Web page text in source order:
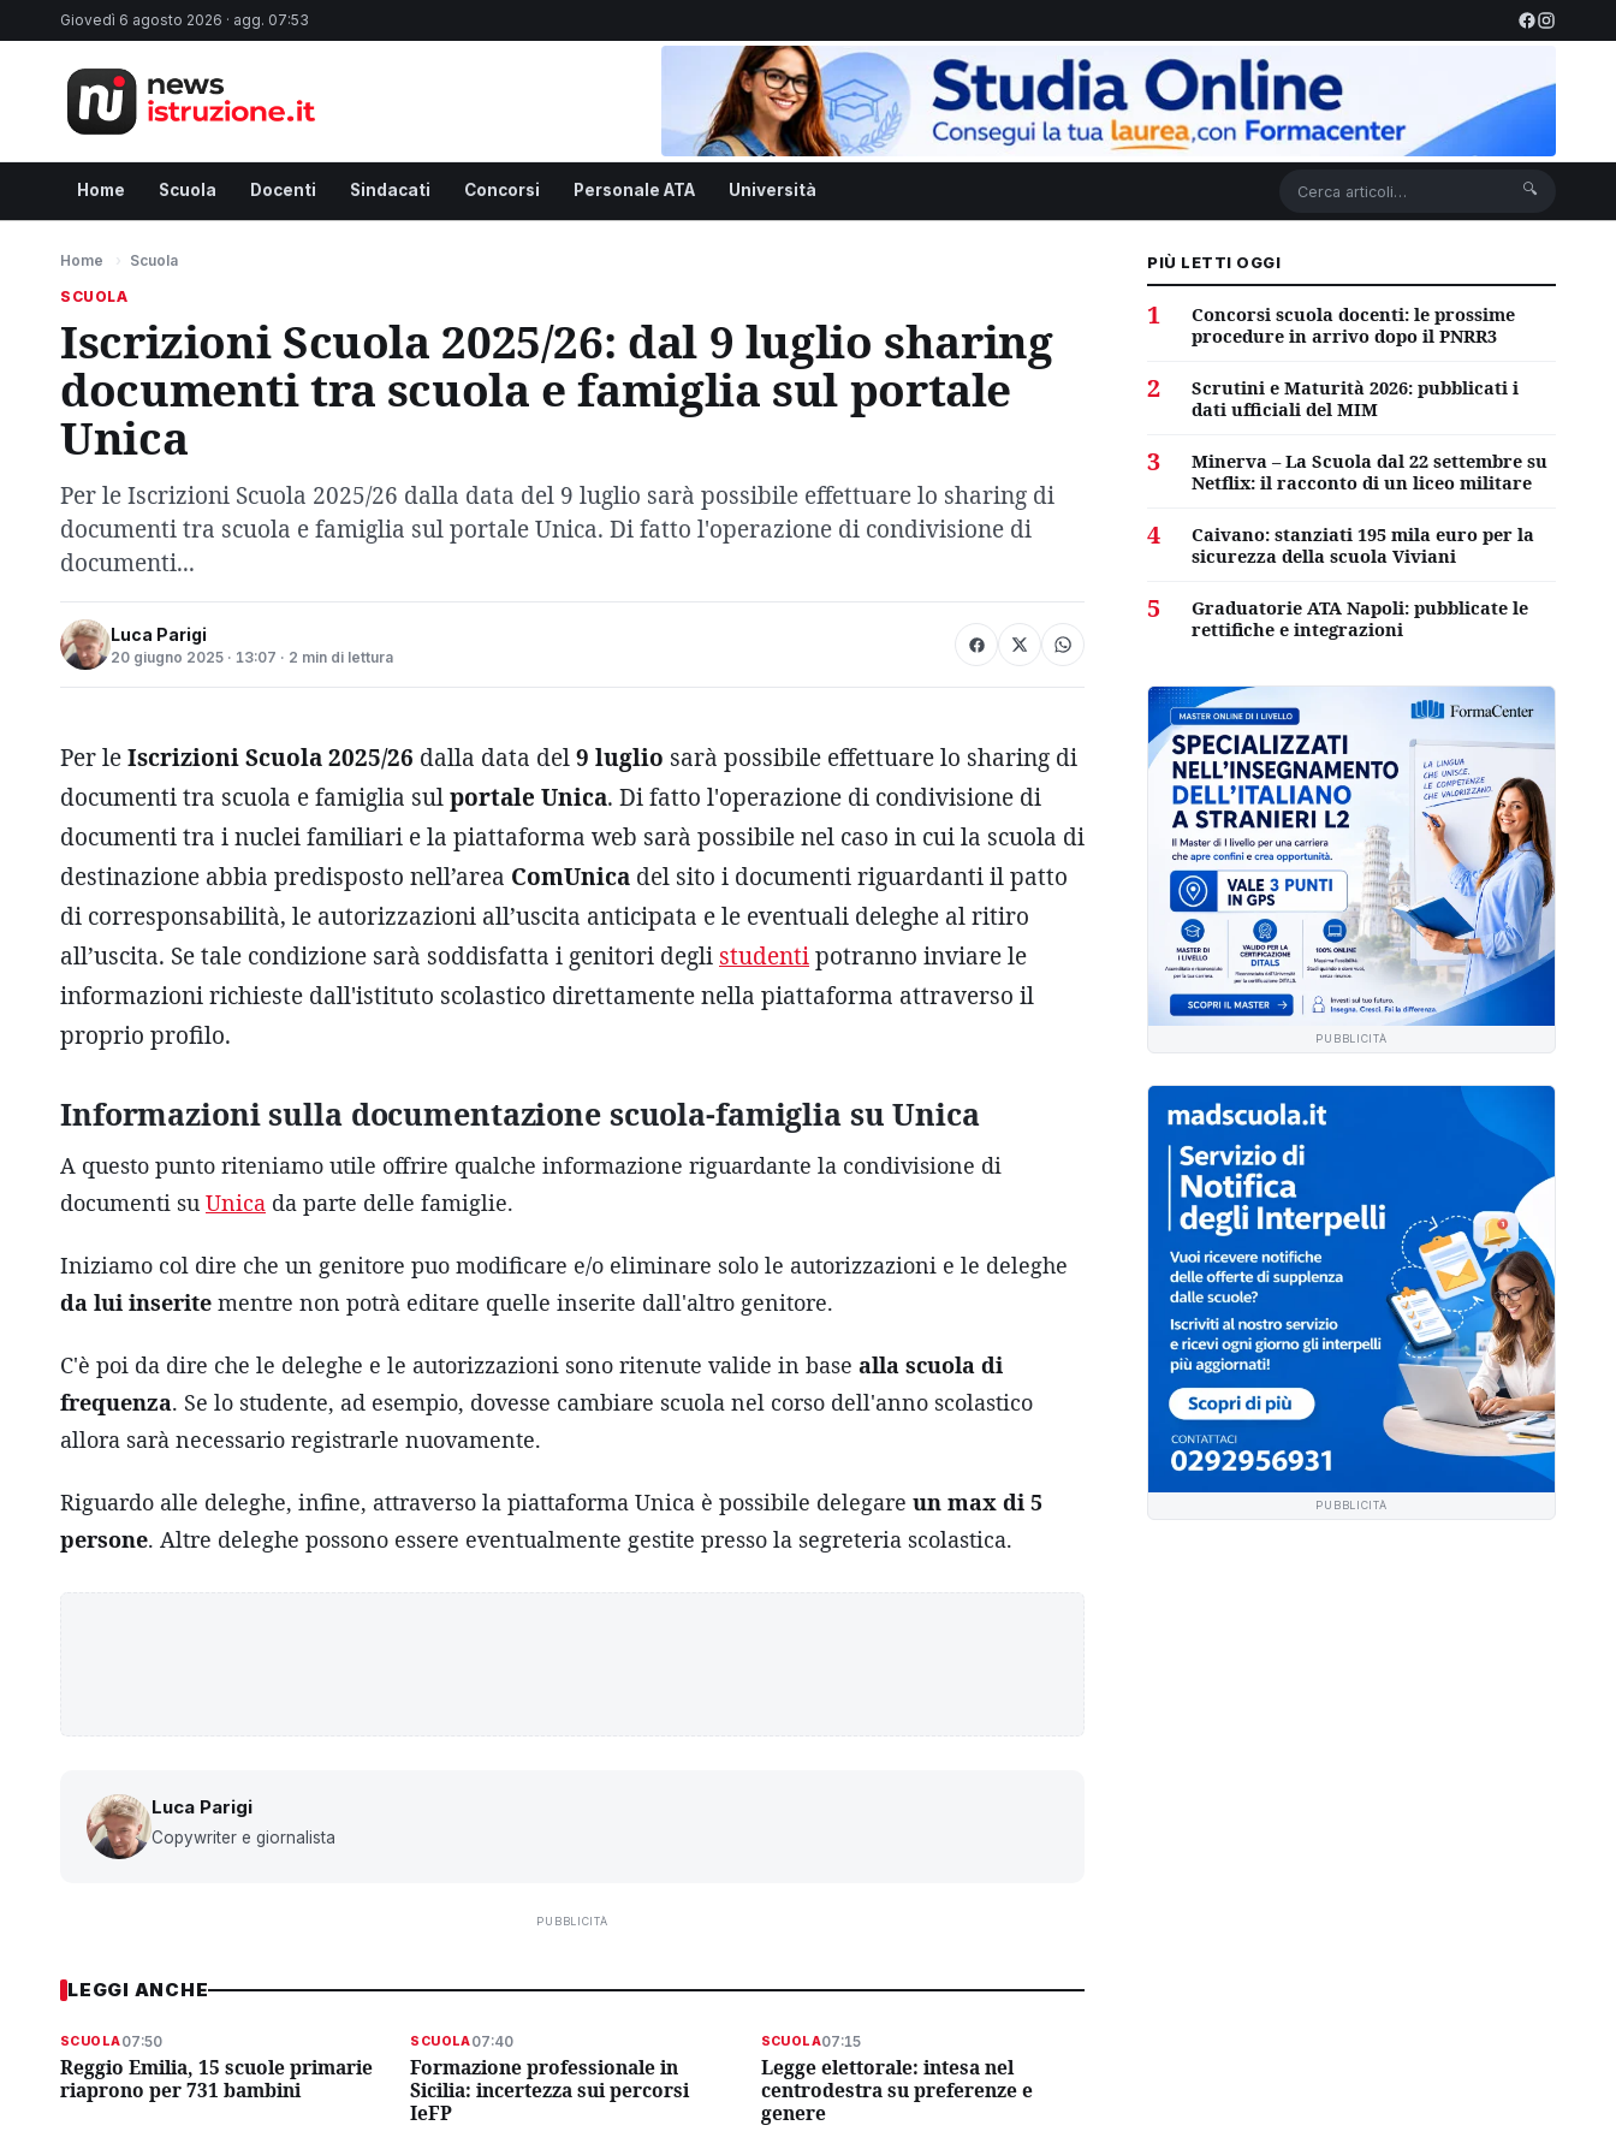
Giovedì 6 agosto 2026 · agg. 07:53
Home Scuola Docenti Sindacati Concorsi Personale ATA Università 🔍
Home › Scuola
SCUOLA
Iscrizioni Scuola 2025/26: dal 9 luglio sharing
documenti tra scuola e famiglia sul portale
Unica
Per le Iscrizioni Scuola 2025/26 dalla data del 9 luglio sarà possibile effettuare lo sharing di
documenti tra scuola e famiglia sul portale Unica. Di fatto l'operazione di condivisione di
documenti...
Luca Parigi
20 giugno 2025 · 13:07 · 2 min di lettura
Per leIscrizioni Scuola 2025/26 dalla data del9 luglio sarà possibile effettuare lo sharing di
documenti tra scuola e famiglia sulportale Unica. Di fatto l'operazione di condivisione di
documenti tra i nuclei familiari e la piattaforma web sarà possibile nel caso in cui la scuola di
destinazione abbia predisposto nell’area ComUnica del sito i documenti riguardanti il patto
di corresponsabilità, le autorizzazioni all’uscita anticipata e le eventuali deleghe al ritiro
all’uscita. Se tale condizione sarà soddisfatta i genitori degli studentipotranno inviare le
informazioni richieste dall'istituto scolastico direttamente nella piattaforma attraverso il
proprio profilo.
Informazioni sulla documentazione scuola-famiglia su Unica
A questo punto riteniamo utile offrire qualche informazione riguardante la condivisione di
documenti su Unica da parte delle famiglie.
Iniziamo col dire che un genitore puo modificare e/o eliminare solo le autorizzazioni e le deleghe
da lui inserite mentre non potrà editare quelle inserite dall'altro genitore.
C'è poi da dire che le deleghe e le autorizzazioni sono ritenute valide in base alla scuola di
frequenza. Se lo studente, ad esempio, dovesse cambiare scuola nel corso dell'anno scolastico
allora sarà necessario registrarle nuovamente.
Riguardo alle deleghe, infine, attraverso la piattaforma Unica è possibile delegare un max di 5
persone. Altre deleghe possono essere eventualmente gestite presso la segreteria scolastica.
Luca Parigi
Copywriter e giornalista
PUBBLICITÀ
LEGGI ANCHE
SCUOLA07:50
Reggio Emilia, 15 scuole primarie
riaprono per 731 bambini
SCUOLA07:40
Formazione professionale in
Sicilia: incertezza sui percorsi
IeFP
SCUOLA07:15
Legge elettorale: intesa nel
centrodestra su preferenze e
genere
PIÙ LETTI OGGI
1
Concorsi scuola docenti: le prossime
procedure in arrivo dopo il PNRR3
2
Scrutini e Maturità 2026: pubblicati i
dati ufficiali del MIM
3
Minerva – La Scuola dal 22 settembre su
Netflix: il racconto di un liceo militare
4
Caivano: stanziati 195 mila euro per la
sicurezza della scuola Viviani
5
Graduatorie ATA Napoli: pubblicate le
rettifiche e integrazioni
PUBBLICITÀ
PUBBLICITÀ